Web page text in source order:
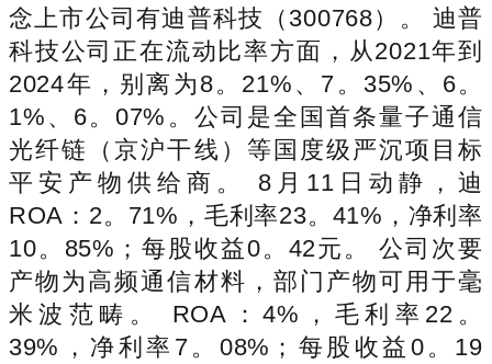
念上市公司有迪普科技（300768）。 迪普
科技公司正在流动比率方面，从2021年到
2024年，别离为8。21%、7。35%、6。
1%、6。07%。公司是全国首条量子通信
光纤链（京沪干线）等国度级严沉项目标
平安产物供给商。 8月11日动静，迪
ROA：2。71%，毛利率23。41%，净利率
10。85%；每股收益0。42元。 公司次要
产物为高频通信材料，部门产物可用于毫
米波范畴。 ROA：4%，毛利率22。
39%，净利率7。08%；每股收益0。19